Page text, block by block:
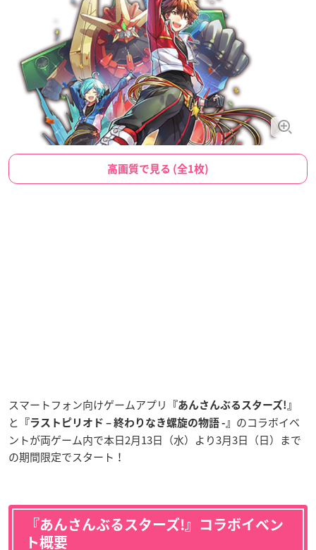
高画質で見る (全1枚)
スマートフォン向けゲームアプリ 『あんさんぶるスターズ!』
と 『ラストピリオド – 終わりなき螺旋の物語 -』 のコラボイベ
ントが両ゲーム内で本日2月13日（水）より3月3日（日）まで
の期間限定でスタート！
『あんさんぶるスターズ!』コラボイベン
ト概要